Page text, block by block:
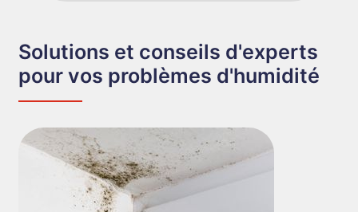
Solutions et conseils d'experts
pour vos problèmes d'humidité